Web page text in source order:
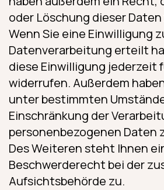
oder Löschung dieser
Wenn Sie eine Einwilligung
Datenverarbeitung erteilt
diese Einwilligung jederzeit
widerrufen. Außerdem
unter bestimmten
Einschränkung der
personenbezogenen Daten
Des Weiteren steht Ihnen
Beschwerderecht bei der
Aufsichtsbehörde zu.